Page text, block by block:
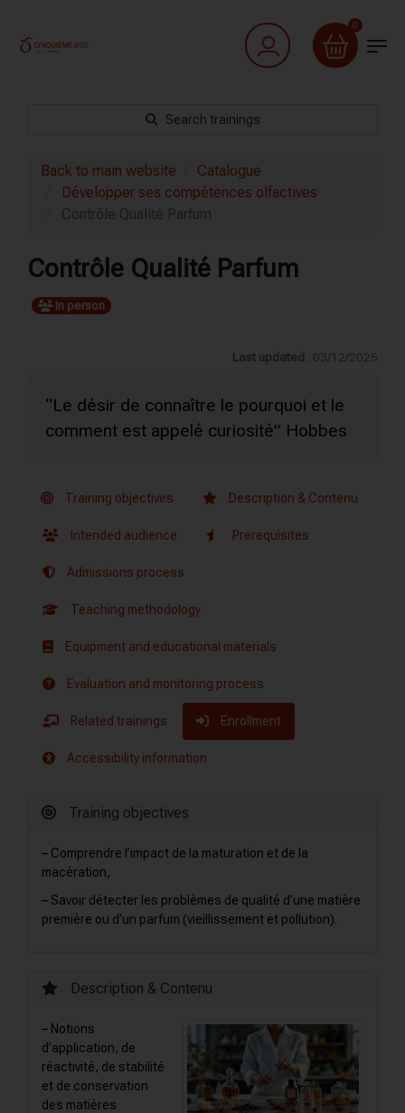
0
Search trainings
Back to main website
Catalogue
Développer ses compétences olfactives
Contrôle Qualité Parfum
Contrôle Qualité Parfum
In person
Last updated : 03/12/2025
“Le désir de connaître le pourquoi et le
comment est appelé curiosité” Hobbes
Training objectives Description & Contenu
Intended audience Prerequisites
Admissions process
Teaching methodology
Equipment and educational materials
Evaluation and monitoring process
Related trainings Enrollment
Accessibility information
Training objectives
– Comprendre l’impact de la maturation et de la
macération,
– Savoir détecter les problèmes de qualité d’une matière
première ou d’un parfum (vieillissement et pollution).
Description & Contenu
– Notions
d’application, de
réactivité, de stabilité
et de conservation
des matières